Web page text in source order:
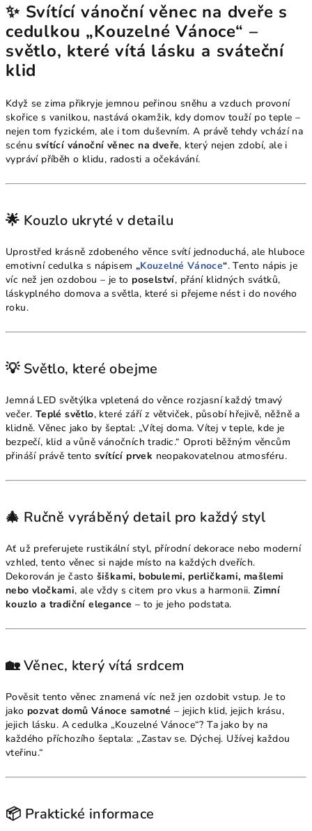
✨ Svítící vánoční věnec na dveře s
cedulkou „Kouzelné Vánoce“ –
světlo, které vítá lásku a sváteční
klid
Když se zima přikryje jemnou peřinou sněhu a vzduch provoní
skořice s vanilkou, nastává okamžik, kdy domov touží po teple –
nejen tom fyzickém, ale i tom duševním. A právě tehdy vchází na
scénusvítící vánoční věnec na dveře, který nejen zdobí, ale i
vypráví příběh o klidu, radosti a očekávání.
🌟 Kouzlo ukryté v detailu
Uprostřed krásně zdobeného věnce svítí jednoduchá, ale hluboce
emotivní cedulka s nápisem „Kouzelné Vánoce“. Tento nápis je
víc než jen ozdobou – je to poselství, přání klidných svátků,
láskyplného domova a světla, které si přejeme nést i do nového
roku.
💡 Světlo, které obejme
Jemná LED světýlka vpletená do věnce rozjasní každý tmavý
večer. Teplé světlo, které září z větviček, působí hřejivě, něžně a
klidně. Věnec jako by šeptal: „Vítej doma. Vítej v teple, kde je
bezpečí, klid a vůně vánočních tradic.“ Oproti běžným věncům
přináší právě tentosvítící prvek neopakovatelnou atmosféru.
🎄 Ručně vyráběný detail pro každý styl
Ať už preferujete rustikální styl, přírodní dekorace nebo moderní
vzhled, tento věnec si najde místo na každých dveřích.
Dekorován je často šiškami, bobulemi, perličkami, mašlemi
nebo vločkami, ale vždy s citem pro vkus a harmonii.Zimní
kouzlo a tradiční elegance – to je jeho podstata.
🏡 Věnec, který vítá srdcem
Pověsit tento věnec znamená víc než jen ozdobit vstup. Je to
jako pozvat domů Vánoce samotné – jejich klid, jejich krásu,
jejich lásku. A cedulka „Kouzelné Vánoce“? Ta jako by na
každého příchozího šeptala: „Zastav se. Dýchej. Užívej každou
vteřinu.“
📦 Praktické informace